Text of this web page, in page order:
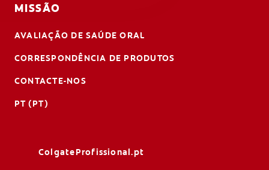
MISSÃO
AVALIAÇÃO DE SAÚDE ORAL
CORRESPONDÊNCIA DE PRODUTOS
CONTACTE-NOS
PT (PT)
ColgateProfissional.pt